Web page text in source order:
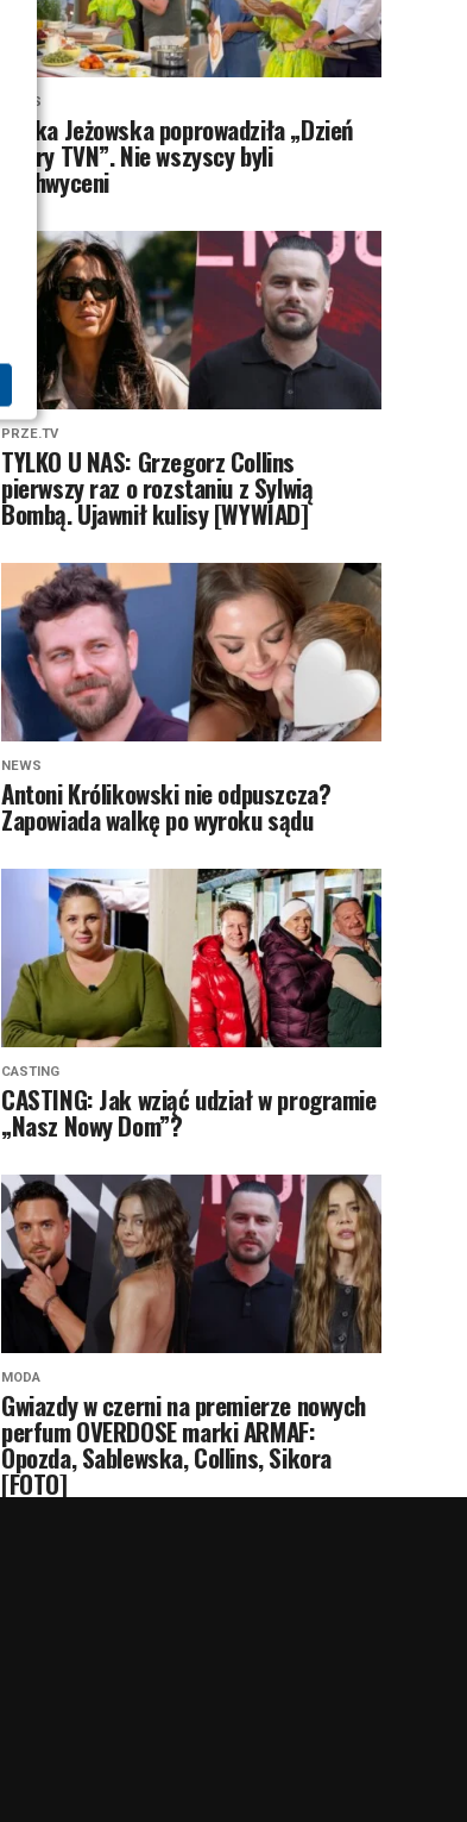
NEWS
Majka Jeżowska poprowadziła „Dzień
dobry TVN”. Nie wszyscy byli
zachwyceni
PRZE.TV
TYLKO U NAS: Grzegorz Collins
pierwszy raz o rozstaniu z Sylwią
Bombą. Ujawnił kulisy [WYWIAD]
NEWS
Antoni Królikowski nie odpuszcza?
Zapowiada walkę po wyroku sądu
CASTING
CASTING: Jak wziąć udział w programie
„Nasz Nowy Dom”?
MODA
Gwiazdy w czerni na premierze nowych
perfum OVERDOSE marki ARMAF:
Opozda, Sablewska, Collins, Sikora
[FOTO]